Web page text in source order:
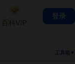
工具箱▼
百科VIP
登录